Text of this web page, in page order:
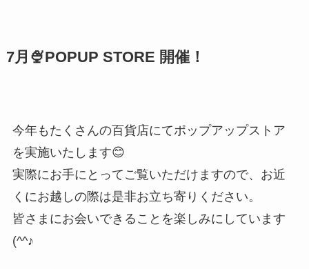
7月🍨POPUP STORE 開催！
今年もたくさんの百貨店にてポップアップストア
を実施いたします😊
実際にお手にとってご覧いただけますので、お近
くにお越しの際は是非お立ち寄りください。
皆さまにお会いできることを楽しみにしています
(^^♪